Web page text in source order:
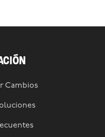
Cambios